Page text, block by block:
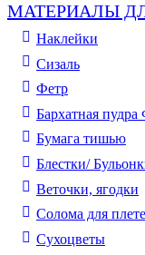
МАТЕРИАЛЫ
Наклейки
Сизаль
Фетр
Бархатная пудра
Бумага тишью
Блестки/
Веточки, ягодки
Солома для
Cухоцветы